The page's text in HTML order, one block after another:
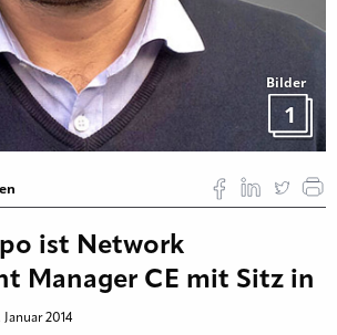
Bilder
1
ist Network
Manager CE mit Sitz in
Januar 2014